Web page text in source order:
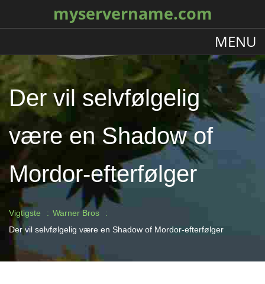
myservername.com
MENU
Der vil selvfølgelig
være en Shadow of
Mordor-efterfølger
Vigtigste
Warner Bros
Der vil selvfølgelig være en Shadow of Mordor-efterfølger